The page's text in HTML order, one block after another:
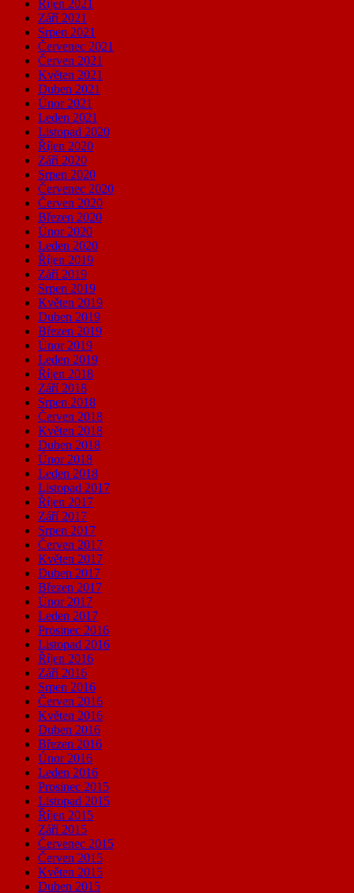
Říjen 2021
Září 2021
Srpen 2021
Červenec 2021
Červen 2021
Květen 2021
Duben 2021
Únor 2021
Leden 2021
Listopad 2020
Říjen 2020
Září 2020
Srpen 2020
Červenec 2020
Červen 2020
Březen 2020
Únor 2020
Leden 2020
Říjen 2019
Září 2019
Srpen 2019
Květen 2019
Duben 2019
Březen 2019
Únor 2019
Leden 2019
Říjen 2018
Září 2018
Srpen 2018
Červen 2018
Květen 2018
Duben 2018
Únor 2018
Leden 2018
Listopad 2017
Říjen 2017
Září 2017
Srpen 2017
Červen 2017
Květen 2017
Duben 2017
Březen 2017
Únor 2017
Leden 2017
Prosinec 2016
Listopad 2016
Říjen 2016
Září 2016
Srpen 2016
Červen 2016
Květen 2016
Duben 2016
Březen 2016
Únor 2016
Leden 2016
Prosinec 2015
Listopad 2015
Říjen 2015
Září 2015
Červenec 2015
Červen 2015
Květen 2015
Duben 2015